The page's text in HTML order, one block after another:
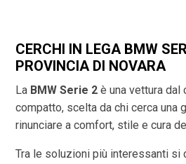
CERCHI IN LEGA BMW
PROVINCIA DI NOVARA
La BMW Serie 2 è una vettura dal
compatto, scelta da chi cerca una
rinunciare a comfort, stile e cura
Tra le soluzioni più interessanti si